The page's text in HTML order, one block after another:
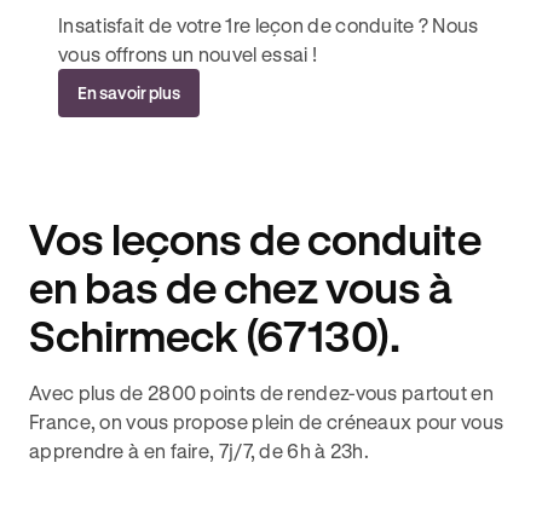
Insatisfait de votre 1re leçon de conduite ? Nous
vous offrons un nouvel essai !
En savoir plus
Vos leçons de conduite
en bas de chez vous à
Schirmeck (67130).
Avec plus de 2800 points de rendez-vous partout en
France, on vous propose plein de créneaux pour vous
apprendre à en faire, 7j/7, de 6h à 23h.